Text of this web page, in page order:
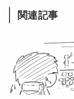
関連記事